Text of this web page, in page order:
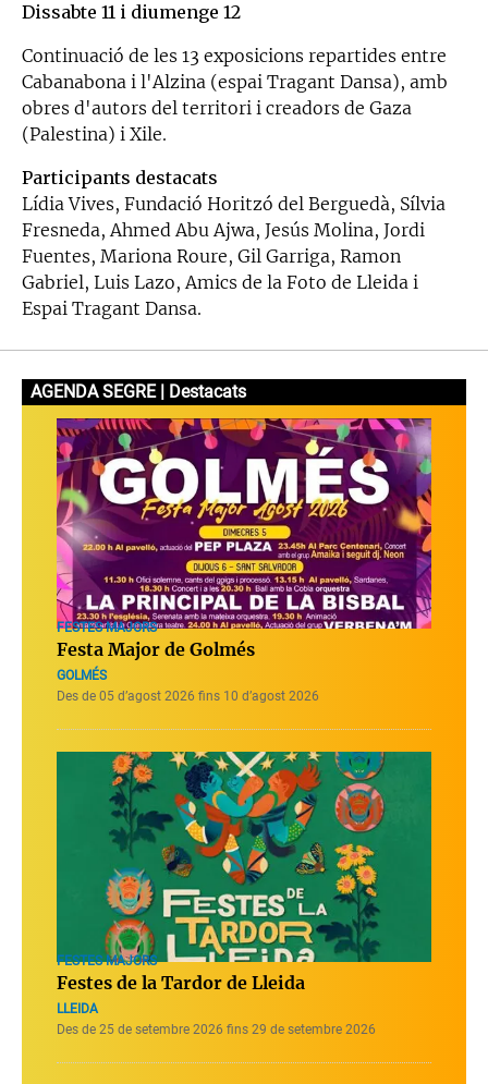
Dissabte 11 i diumenge 12
Continuació de les 13 exposicions repartides entre
Cabanabona i l'Alzina (espai Tragant Dansa), amb
obres d'autors del territori i creadors de Gaza
(Palestina) i Xile.
Participants destacats
Lídia Vives, Fundació Horitzó del Berguedà, Sílvia
Fresneda, Ahmed Abu Ajwa, Jesús Molina, Jordi
Fuentes, Mariona Roure, Gil Garriga, Ramon
Gabriel, Luis Lazo, Amics de la Foto de Lleida i
Espai Tragant Dansa.
AGENDA SEGRE | Destacats
FESTES MAJORS
Festa Major de Golmés
GOLMÉS
Des de 05 d’agost 2026 fins 10 d’agost 2026
FESTES MAJORS
Festes de la Tardor de Lleida
LLEIDA
Des de 25 de setembre 2026 fins 29 de setembre 2026